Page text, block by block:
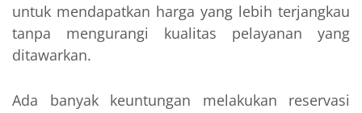
untuk mendapatkan harga yang lebih terjangkau
tanpa mengurangi kualitas pelayanan yang
ditawarkan.
Ada banyak keuntungan melakukan reservasi